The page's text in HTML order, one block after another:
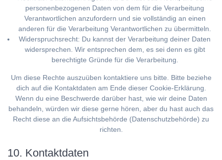
personenbezogenen Daten von dem für die Verarbeitung
Verantwortlichen anzufordern und sie vollständig an einen
anderen für die Verarbeitung Verantwortlichen zu übermitteln.
Widerspruchsrecht: Du kannst der Verarbeitung deiner Daten
widersprechen. Wir entsprechen dem, es sei denn es gibt
berechtigte Gründe für die Verarbeitung.
Um diese Rechte auszuüben kontaktiere uns bitte. Bitte beziehe
dich auf die Kontaktdaten am Ende dieser Cookie-Erklärung.
Wenn du eine Beschwerde darüber hast, wie wir deine Daten
behandeln, würden wir diese gerne hören, aber du hast auch das
Recht diese an die Aufsichtsbehörde (Datenschutzbehörde) zu
richten.
10. Kontaktdaten